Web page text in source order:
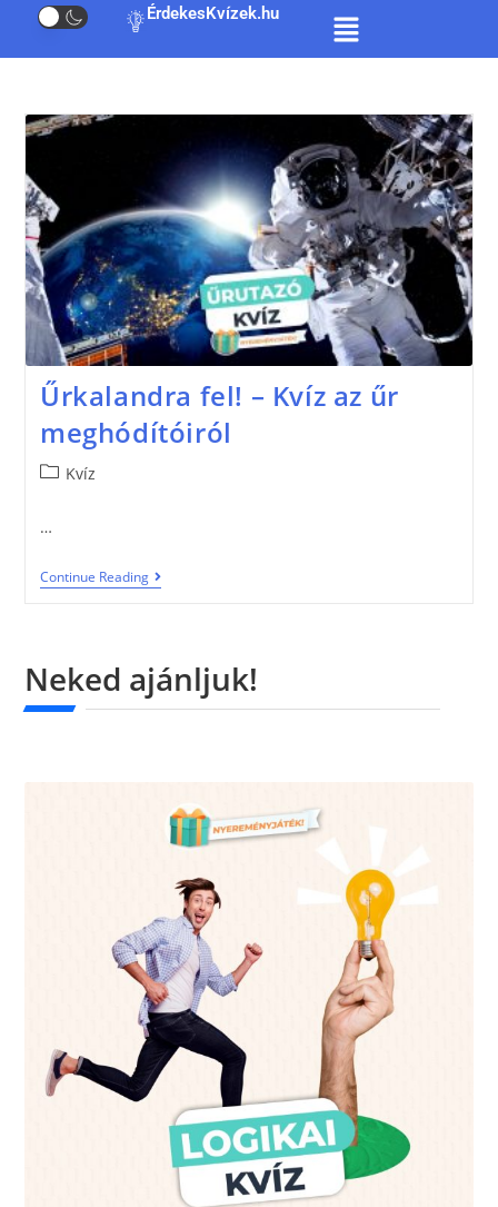
ÉrdekesKvízek.hu
Űrkalandra fel! – Kvíz az űr
meghódítóiról
Kvíz
…
Continue Reading
Neked ajánljuk!